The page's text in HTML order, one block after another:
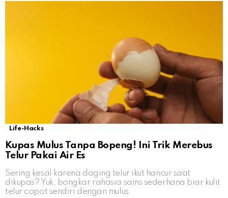
Life-Hacks
Kupas Mulus Tanpa Bopeng! Ini Trik Merebus
Telur Pakai Air Es
Sering kesal karena daging telur ikut hancur saat
dikupas? Yuk, bongkar rahasia sains sederhana biar kulit
telur copot sendiri dengan mulus.